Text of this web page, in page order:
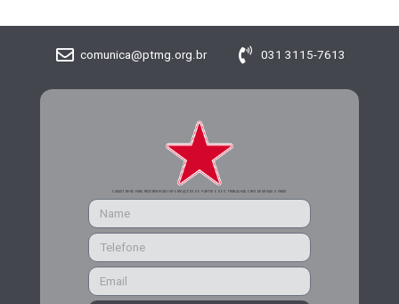
comunica@ptmg.org.br 031 3115-7613
CADASTRE-SE PARA RECEBER MAIS INFORMAÇÕES DO PARTIDO DOS TRABALHADORES DE MINAS GERAIS